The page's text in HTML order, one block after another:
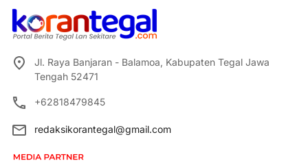
Jl. Raya Banjaran - Balamoa, Kabupaten Tegal Jawa
Tengah 52471
+62818479845
redaksikorantegal@gmail.com